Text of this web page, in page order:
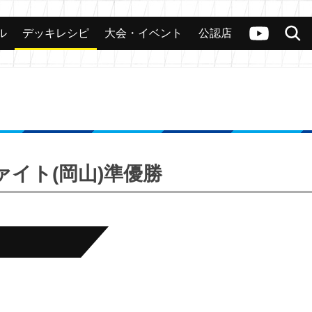
ヴァンガードch
検索
カード 大会 公認店舗 その他
デッキレシピ 大会・イベント 公認店
イト(岡山)準優勝